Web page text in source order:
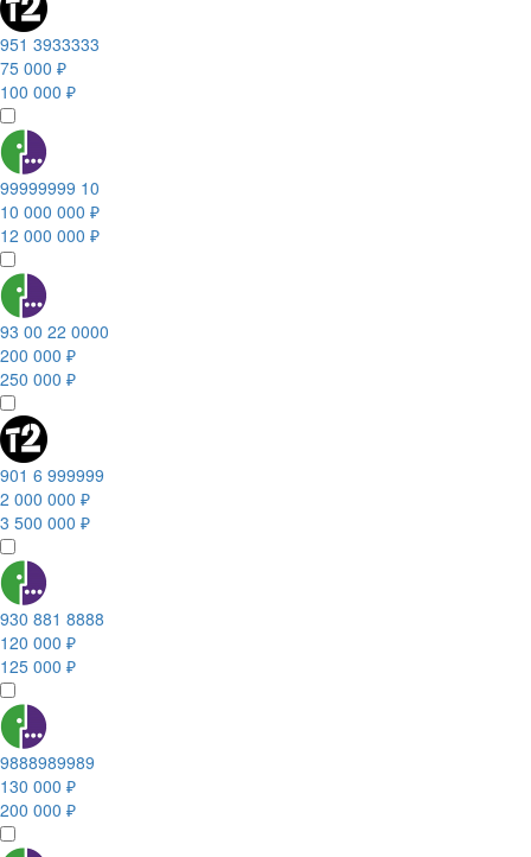
951 3933333
75 000 ₽
100 000 ₽
99999999 10
10 000 000 ₽
12 000 000 ₽
93 00 22 0000
200 000 ₽
250 000 ₽
901 6 999999
2 000 000 ₽
3 500 000 ₽
930 881 8888
120 000 ₽
125 000 ₽
9888989989
130 000 ₽
200 000 ₽